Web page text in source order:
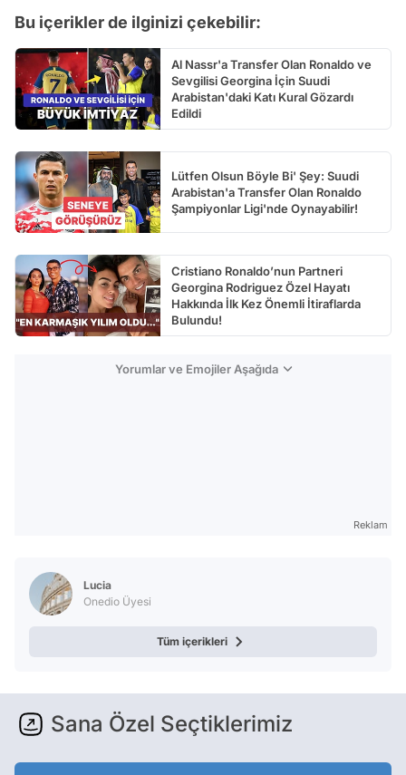
Bu içerikler de ilginizi çekebilir:
Al Nassr'a Transfer Olan Ronaldo ve
Sevgilisi Georgina İçin Suudi
Arabistan'daki Katı Kural Gözardı
Edildi
Lütfen Olsun Böyle Bi' Şey: Suudi
Arabistan'a Transfer Olan Ronaldo
Şampiyonlar Ligi'nde Oynayabilir!
Cristiano Ronaldo’nun Partneri
Georgina Rodriguez Özel Hayatı
Hakkında İlk Kez Önemli İtiraflarda
Bulundu!
Yorumlar ve Emojiler Aşağıda
Reklam
Lucia
Onedio Üyesi
Tüm içerikleri
Sana Özel Seçtiklerimiz